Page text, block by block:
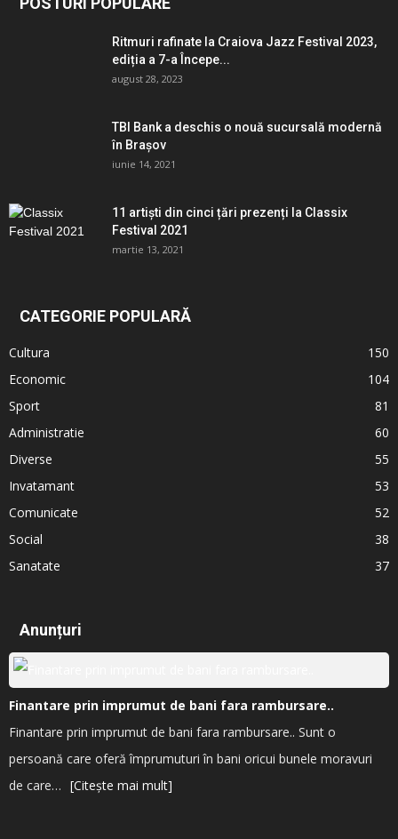
Ritmuri rafinate la Craiova Jazz Festival 2023,
ediția a 7-a Începe...
august 28, 2023
TBI Bank a deschis o nouă sucursală modernă
în Brașov
iunie 14, 2021
11 artiști din cinci țări prezenți la Classix
Festival 2021
martie 13, 2021
CATEGORIE POPULARĂ
Cultura
150
Economic
104
Sport
81
Administratie
60
Diverse
55
Invatamant
53
Comunicate
52
Social
38
Sanatate
37
Anunțuri
Finantare prin imprumut de bani fara rambursare..
Finantare prin imprumut de bani fara rambursare.. Sunt o
persoană care oferă împrumuturi în bani oricui bunele moravuri
de care… [Citește mai mult]